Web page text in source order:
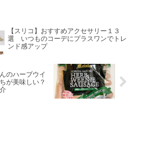
【スリコ】おすすめアクセサリー１３
選 いつものコーデにプラスワンでトレ
ンド感アップ
のハーブウイ
が美味しい？